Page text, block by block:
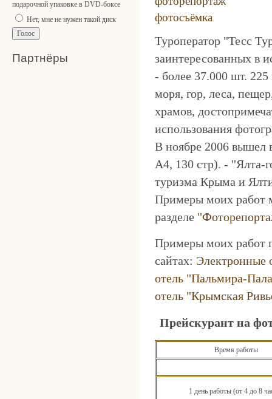
подарочной упаковке в DVD-боксе
Нет, мне не нужен такой диск
Партнёры
фотосъёмка
Туроператор
- более 37.000 шт.
моря, гор, леса,
храмов,
использования
В ноябре 2006 вышел
А4, 130 стр). - "Ялта-
туризма Крыма и
Примеры моих работ
разделе
Примеры моих работ
сайтах: Электронные
отель "Пальмира-
отель "Крымская
Прейскурант на
Время работы
1 день работы (от 4 до 8